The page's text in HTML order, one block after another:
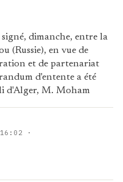
dimanche, entre la
(Russie), en vue de
et de partenariat
d'entente a été
d'Alger, M. Moham
·